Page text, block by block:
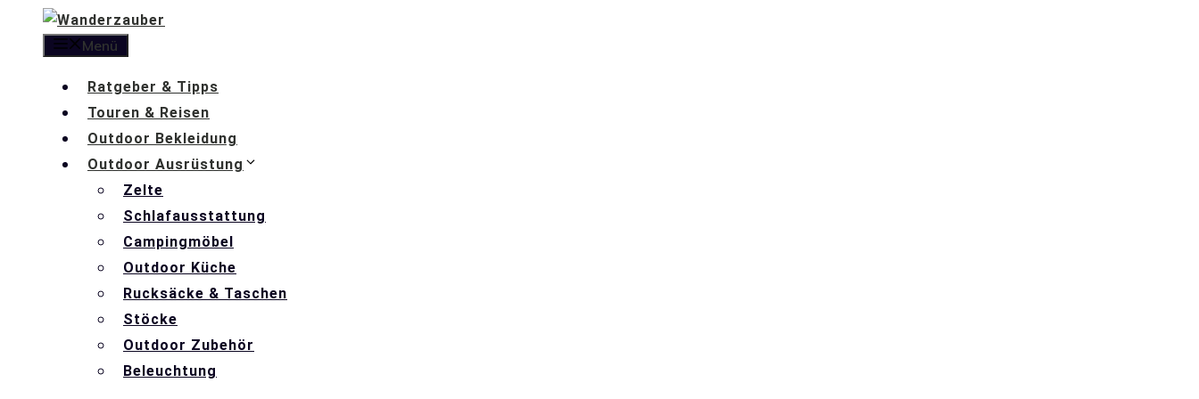
Menü
Ratgeber & Tipps
Touren & Reisen
Outdoor Bekleidung
Outdoor Ausrüstung
Zelte
Schlafausstattung
Campingmöbel
Outdoor Küche
Rucksäcke & Taschen
Stöcke
Outdoor Zubehör
Beleuchtung